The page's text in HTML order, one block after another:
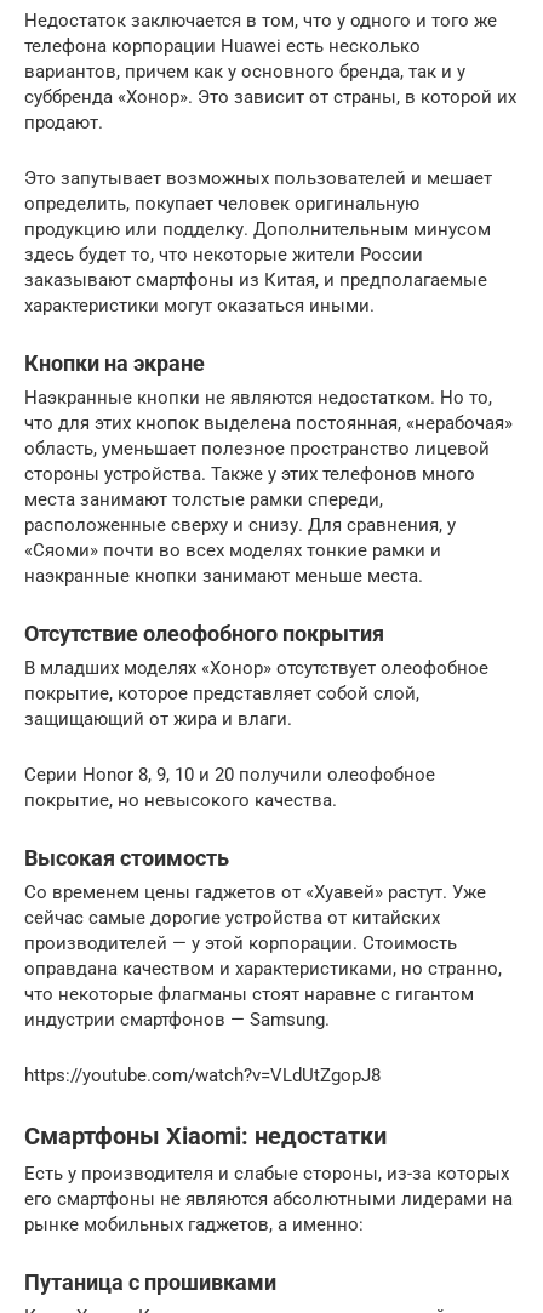
Недостаток заключается в том, что у одного и того же
телефона корпорации Huawei есть несколько
вариантов, причем как у основного бренда, так и у
суббренда «Хонор». Это зависит от страны, в которой их
продают.
Это запутывает возможных пользователей и мешает
определить, покупает человек оригинальную
продукцию или подделку. Дополнительным минусом
здесь будет то, что некоторые жители России
заказывают смартфоны из Китая, и предполагаемые
характеристики могут оказаться иными.
Кнопки на экране
Наэкранные кнопки не являются недостатком. Но то,
что для этих кнопок выделена постоянная, «нерабочая»
область, уменьшает полезное пространство лицевой
стороны устройства. Также у этих телефонов много
места занимают толстые рамки спереди,
расположенные сверху и снизу. Для сравнения, у
«Сяоми» почти во всех моделях тонкие рамки и
наэкранные кнопки занимают меньше места.
Отсутствие олеофобного покрытия
В младших моделях «Хонор» отсутствует олеофобное
покрытие, которое представляет собой слой,
защищающий от жира и влаги.
Серии Honor 8, 9, 10 и 20 получили олеофобное
покрытие, но невысокого качества.
Высокая стоимость
Со временем цены гаджетов от «Хуавей» растут. Уже
сейчас самые дорогие устройства от китайских
производителей — у этой корпорации. Стоимость
оправдана качеством и характеристиками, но странно,
что некоторые флагманы стоят наравне с гигантом
индустрии смартфонов — Samsung.
https://youtube.com/watch?v=VLdUtZgopJ8
Смартфоны Xiaomi: недостатки
Есть у производителя и слабые стороны, из-за которых
его смартфоны не являются абсолютными лидерами на
рынке мобильных гаджетов, а именно:
Путаница с прошивками